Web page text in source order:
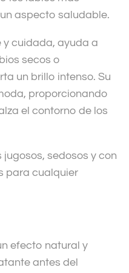
aspecto saludable.
y cuidada, ayuda a
secos o
un brillo intenso. Su
proporcionando
el contorno de los
sedosos y con
para cualquier
efecto natural y
antes del